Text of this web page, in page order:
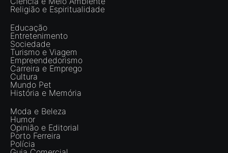
Religião e Espiritualidade
Educação
Entretenimento
Sociedade
Turismo e Viagem
Empreendedorismo
Carreira e Emprego
Cultura
Mundo Pet
História e Memória
Moda e Beleza
Humor
Opinião e Editorial
Porto Ferreira
Polícia